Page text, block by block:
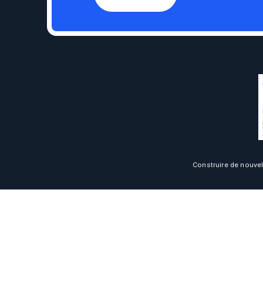
Construire de